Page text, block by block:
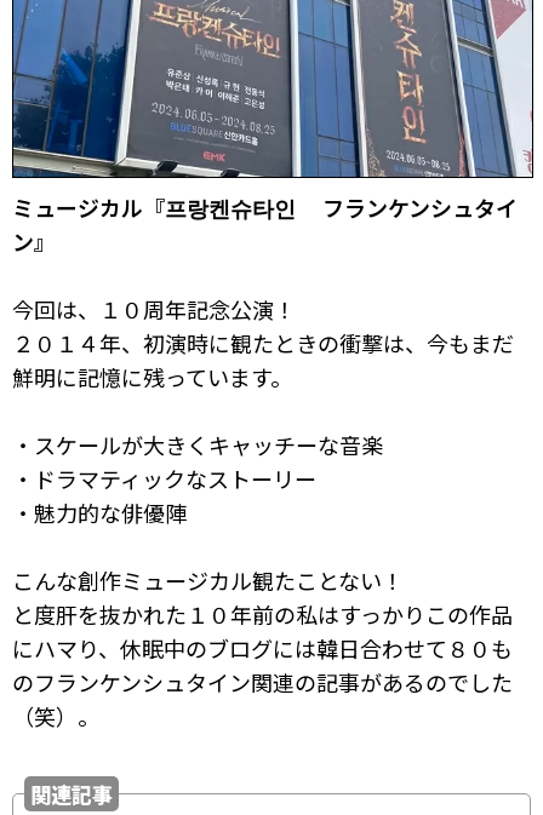
ミュージカル『프랑켄슈타인 フランケンシュタイ
ン』
今回は、１０周年記念公演！
２０１４年、初演時に観たときの衝撃は、今もまだ
鮮明に記憶に残っています。
・スケールが大きくキャッチーな音楽
・ドラマティックなストーリー
・魅力的な俳優陣
こんな創作ミュージカル観たことない！
と度肝を抜かれた１０年前の私はすっかりこの作品
にハマり、休眠中のブログには韓日合わせて８０も
のフランケンシュタイン関連の記事があるのでした
（笑）。
関連記事